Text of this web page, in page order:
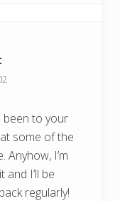
been to your
some of the
Anyhow, I’m
and I’ll be
regularly!